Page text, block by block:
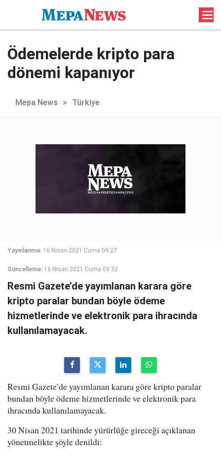
Ödemelerde kripto para
dönemi kapanıyor
Mepa News > Türkiye
Yayınlanma: 16 Nisan 2021 Cuma 09:27
Güncelleme: 16 Nisan 2021 Cuma 09:32
Resmi Gazete’de yayımlanan karara göre
kripto paralar bundan böyle ödeme
hizmetlerinde ve elektronik para ihracında
kullanılamayacak.
Resmi Gazete’de yayımlanan karara göre kripto paralar
bundan böyle ödeme hizmetlerinde ve elektronik para
ihracında kullanılamayacak.
30 Nisan 2021 tarihinde yürürlüğe gireceği açıklanan
yönetmelikte şöyle denildi: